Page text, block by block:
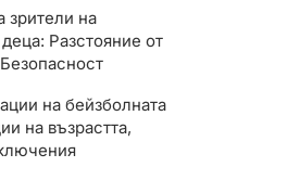
зрители на
Разстояние от
на бейзболната
на възрастта,